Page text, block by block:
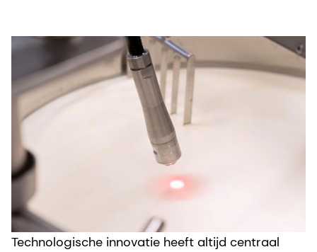
Technologische innovatie heeft altijd centraal